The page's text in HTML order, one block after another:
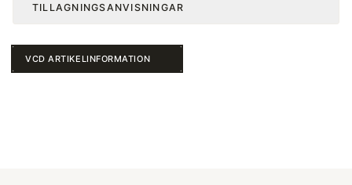
TILLAGNINGSANVISNINGAR
VCD ARTIKELINFORMATION